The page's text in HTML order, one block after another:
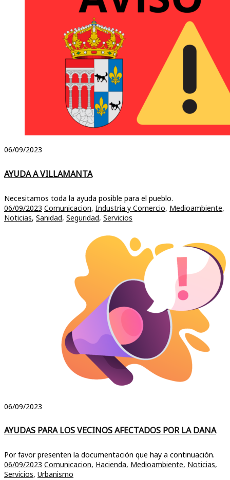
06/09/2023
AYUDA A VILLAMANTA
Necesitamos toda la ayuda posible para el pueblo.
06/09/2023 Comunicacion, Industria y Comercio, Medioambiente,
Noticias, Sanidad, Seguridad, Servicios
06/09/2023
AYUDAS PARA LOS VECINOS AFECTADOS POR LA DANA
Por favor presenten la documentación que hay a continuación.
06/09/2023 Comunicacion, Hacienda, Medioambiente, Noticias,
Servicios, Urbanismo